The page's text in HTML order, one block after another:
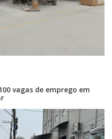
vagas de emprego em